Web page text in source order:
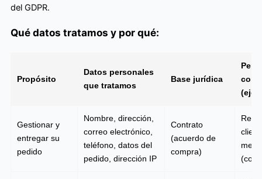
del GDPR.
Qué datos tratamos y por qué:
Propósito
Datos personales
que tratamos
Base jurídica
Gestionar y
entregar su
pedido
Nombre, dirección,
correo electrónico,
teléfono, datos del
pedido, dirección IP
Contrato
(acuerdo de
compra)